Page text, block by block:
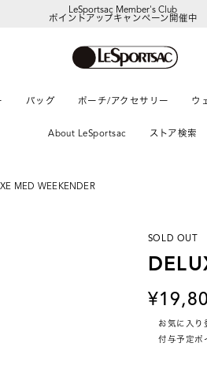
LeSportsac Member's Club
ポイントアップキャンペーン開催中
バッグ ポーチ/アクセサリー ウ
About LeSportsac ストア検索
MED WEEKENDER
SOLD OUT
お気に入り
付与予定ポ